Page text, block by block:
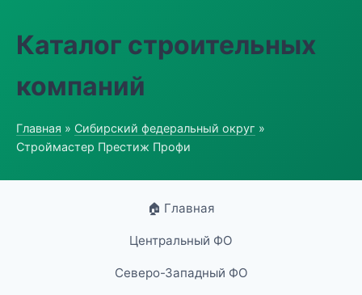
Каталог строительных
компаний
Главная » Сибирский федеральный округ »
Строймастер Престиж Профи
🏠 Главная
Центральный ФО
Северо-Западный ФО